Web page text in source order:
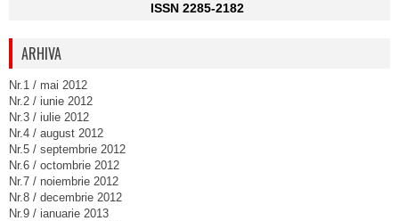
ISSN 2285-2182
ARHIVA
Nr.1 / mai 2012
Nr.2 / iunie 2012
Nr.3 / iulie 2012
Nr.4 / august 2012
Nr.5 / septembrie 2012
Nr.6 / octombrie 2012
Nr.7 / noiembrie 2012
Nr.8 / decembrie 2012
Nr.9 / ianuarie 2013